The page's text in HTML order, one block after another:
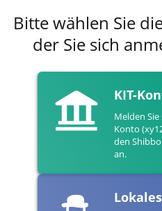
Bitte wählen Sie
der Sie sich
KIT-
Melden
Konto
den
an.